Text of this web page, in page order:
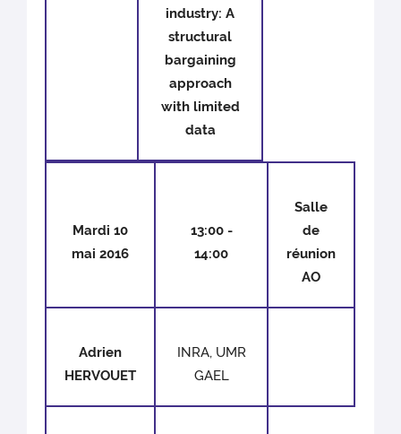
industry: A
structural
bargaining
approach
with limited
data
Mardi 10
mai 2016
13:00 -
14:00
Salle
de
réunion
AO
Adrien
HERVOUET
INRA, UMR
GAEL